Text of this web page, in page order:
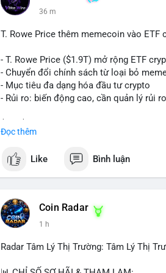
lực bán ngắn hạn. Thời điểm cuối tuần,
$65,000 có thể mạnh hơn bình thường
Lời khuyên ngắn gọn cho nhà đầu tư
Theo dõi xác nhận của giao dịch này.
nhịp điều chỉnh ngắn hạn. Tuyệt đối
tiền lớn chưa xác định rõ đích đến cuối
#153btc #10triệuusd #chuyểnvílớn
36 m
T. Rowe Price thêm memecoin vào ETF
- T. Rowe Price ($1.9T) mở rộng ETF
- Chuyển đổi chính sách từ loại bỏ
- Mục tiêu đa dạng hóa đầu tư crypto
- Rủi ro: biến động cao, cần quản lý rủi ro
📰 Nguồn: CoinDesk
Đọc thêm
Like Bình luận
Coin Radar
1 h
Radar Tâm Lý Thị Trường: Tâm Lý Thị